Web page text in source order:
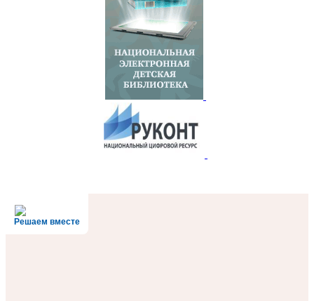
Решаем вместе